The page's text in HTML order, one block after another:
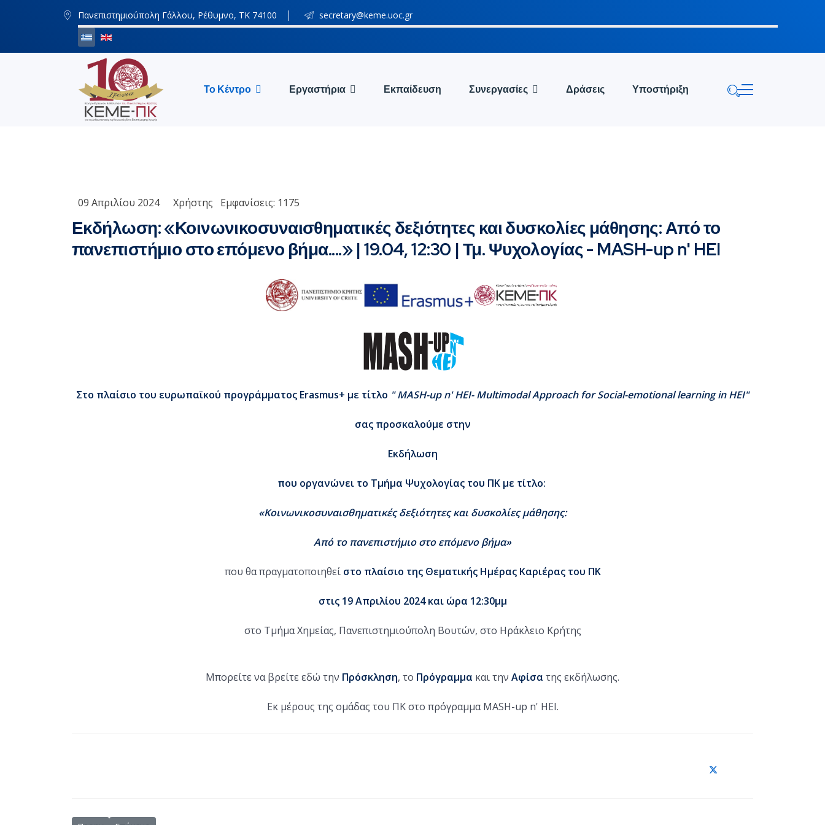
Πανεπιστημιούπολη Γάλλου, Ρέθυμνο, ΤΚ 74100 secretary@keme.uoc.gr
Το Κέντρο Εργαστήρια Εκπαίδευση Συνεργασίες Δράσεις Υποστήριξη
09 Απριλίου 2024 Χρήστης Εμφανίσεις: 1175
Εκδήλωση: «Κοινωνικοσυναισθηματικές δεξιότητες και δυσκολίες μάθησης: Από το
πανεπιστήμιο στο επόμενο βήμα....» | 19.04, 12:30 | Τμ. Ψυχολογίας - MASH-up n' HEI
Στο πλαίσιο του ευρωπαϊκού προγράμματος Erasmus+ με τίτλο " MASH-up n'HEI-MultimodalApproach for Social-emotional learning in HEI"
σας προσκαλούμε στην
Εκδήλωση
που οργανώνει το Τμήμα Ψυχολογίας του ΠΚ με τίτλο:
«Κοινωνικοσυναισθηματικές δεξιότητες και δυσκολίες μάθησης:
Από το πανεπιστήμιο στο επόμενο βήμα»
που θα πραγματοποιηθεί στο πλαίσιο της Θεματικής Ημέρας Καριέρας του ΠΚ
στις 19 Απριλίου 2024 και ώρα 12:30μμ
στο Τμήμα Χημείας, Πανεπιστημιούπολη Βουτών, στο Ηράκλειο Κρήτης
Μπορείτε να βρείτε εδώ την Πρόσκληση, το Πρόγραμμα και την Αφίσα της εκδήλωσης.
Εκ μέρους της ομάδας του ΠΚ στο πρόγραμμα MASH-up n' HEI.